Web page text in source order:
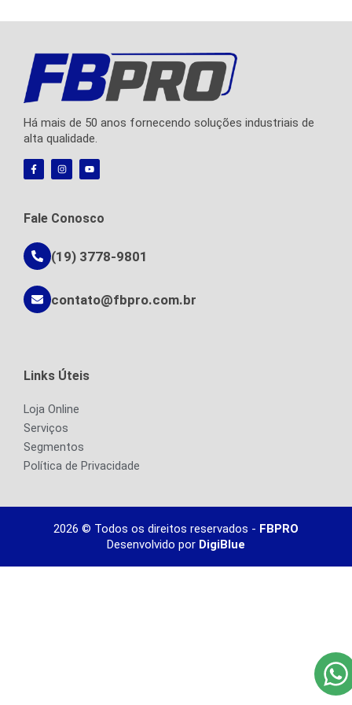
Há mais de 50 anos fornecendo soluções industriais de
alta qualidade.
F
a
c
o
f
I
n
s
r
Y
o
u
e
Fale Conosco
(19) 3778-9801
contato@fbpro.com.br
Links Úteis
Loja Online
Serviços
Segmentos
Política de Privacidade
2026 © Todos os direitos reservados - FBPRO
Desenvolvido por DigiBlue